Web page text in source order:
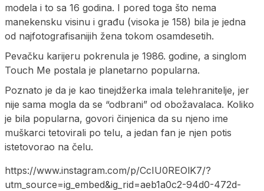
modela i to sa 16 godina. I pored toga što nema
manekensku visinu i građu (visoka je 158) bila je jedna
od najfotografisanijih žena tokom osamdesetih.
Pevačku karijeru pokrenula je 1986. godine, a singlom
Touch Me postala je planetarno popularna.
Poznato je da je kao tinejdžerka imala telehranitelje, jer
nije sama mogla da se “odbrani” od obožavalaca. Koliko
je bila popularna, govori činjenica da su njeno ime
muškarci tetovirali po telu, a jedan fan je njen potis
istetovorao na čelu.
https://www.instagram.com/p/CcIU0REOlK7/?
utm_source=ig_embed&ig_rid=aeb1a0c2-94d0-472d-